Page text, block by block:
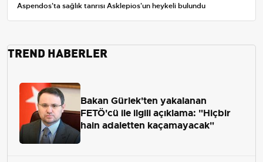
Aspendos'ta sağlık tanrısı Asklepios'un heykeli bulundu
TREND HABERLER
Bakan Gürlek'ten yakalanan
FETÖ'cü ile ilgili açıklama: "Hiçbir
hain adaletten kaçamayacak"